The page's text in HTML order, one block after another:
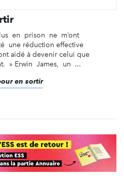
en prison ne m’ont
une réduction effective
aidé à devenir celui que
» Erwin James, un ...
en sortir